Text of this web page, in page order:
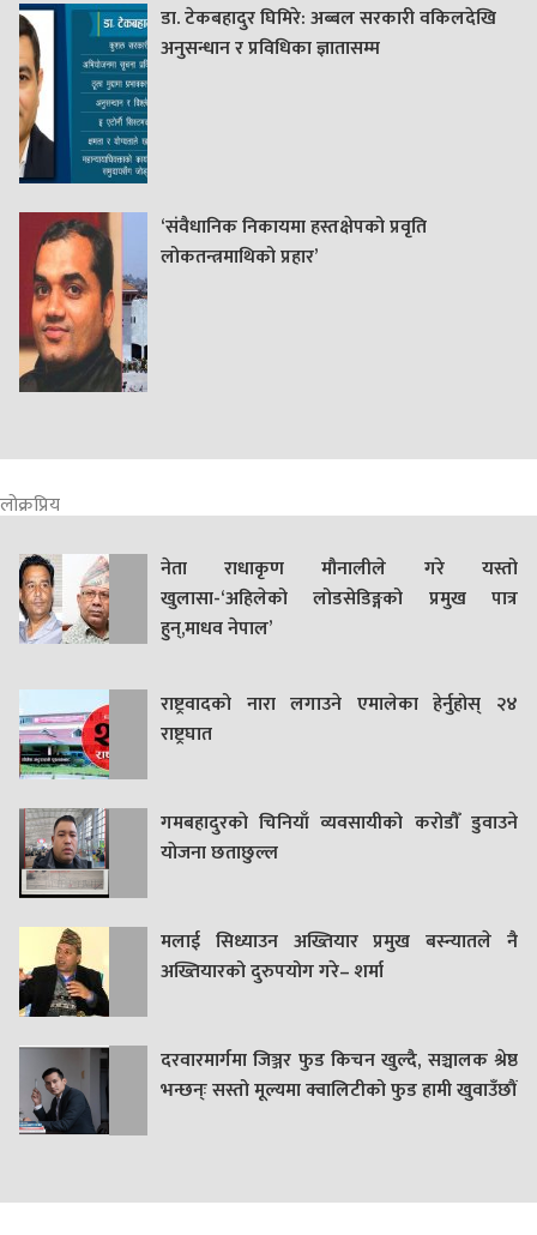
डा. टेकबहादुर घिमिरे: अब्बल सरकारी वकिलदेखि
अनुसन्धान र प्रविधिका ज्ञातासम्म
‘संवैधानिक निकायमा हस्तक्षेपको प्रवृति
लोकतन्त्रमाथिको प्रहार’
लोक्रप्रिय
नेता राधाकृण मौनालीले गरे यस्तो
खुलासा-‘अहिलेको लोडसेडिङ्गको प्रमुख पात्र
हुन्,माधव नेपाल’
राष्ट्रवादको नारा लगाउने एमालेका हेर्नुहोस् २४
राष्ट्रघात
गमबहादुरकाे चिनियाँ व्यवसायीको करोडौँ डुवाउने
याेजना छताछुल्ल
मलाई सिध्याउन अख्तियार प्रमुख बस्न्यातले नै
अख्तियारको दुरुपयोग गरे– शर्मा
दरवारमार्गमा जिञ्जर फुड किचन खुल्दै, सञ्चालक श्रेष्ठ
भन्छन्ः सस्तो मूल्यमा क्वालिटीको फुड हामी खुवाउँछौं